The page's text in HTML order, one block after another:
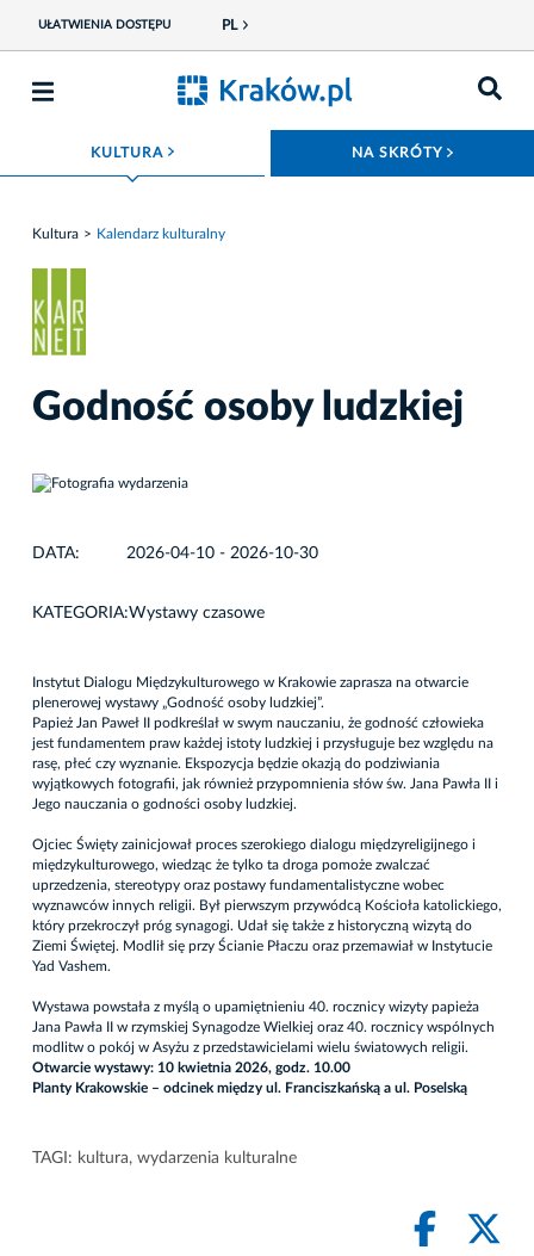
UŁATWIENIA DOSTĘPU PL
KULTURA ROZWIŃ MENU NA SKRÓTY
Kultura Kalendarz kulturalny
Godność osoby ludzkiej
DATA: 2026-04-10 - 2026-10-30
KATEGORIA:Wystawy czasowe
Instytut Dialogu Międzykulturowego w Krakowie zaprasza na otwarcie
plenerowej wystawy „Godność osoby ludzkiej”.
Papież Jan Paweł II podkreślał w swym nauczaniu, że godność człowieka
jest fundamentem praw każdej istoty ludzkiej i przysługuje bez względu na
rasę, płeć czy wyznanie. Ekspozycja będzie okazją do podziwiania
wyjątkowych fotografii, jak również przypomnienia słów św. Jana Pawła II i
Jego nauczania o godności osoby ludzkiej.
Ojciec Święty zainicjował proces szerokiego dialogu międzyreligijnego i
międzykulturowego, wiedząc że tylko ta droga pomoże zwalczać
uprzedzenia, stereotypy oraz postawy fundamentalistyczne wobec
wyznawców innych religii. Był pierwszym przywódcą Kościoła katolickiego,
który przekroczył próg synagogi. Udał się także z historyczną wizytą do
Ziemi Świętej. Modlił się przy Ścianie Płaczu oraz przemawiał w Instytucie
Yad Vashem.
Wystawa powstała z myślą o upamiętnieniu 40. rocznicy wizyty papieża
Jana Pawła II w rzymskiej Synagodze Wielkiej oraz 40. rocznicy wspólnych
modlitw o pokój w Asyżu z przedstawicielami wielu światowych religii.
Otwarcie wystawy: 10 kwietnia 2026, godz. 10.00
Planty Krakowskie – odcinek między ul. Franciszkańską a ul. Poselską
TAGI: kultura, wydarzenia kulturalne